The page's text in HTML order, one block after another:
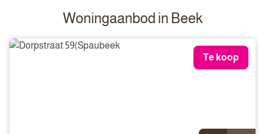
Woningaanbod in Beek
Te koop